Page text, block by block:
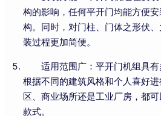
构的影响，任何平开门均能方便
构。同时，对门柱、门体之形伏
装过程更加简便。
适用范围广：平开门机组具
根据不同的建筑风格和个人喜好
区、商业场所还是工业厂房，都
款式。